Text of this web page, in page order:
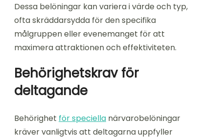
Dessa belöningar kan variera i värde och typ,
ofta skräddarsydda för den specifika
målgruppen eller evenemanget för att
maximera attraktionen och effektiviteten.
Behörighetskrav för
deltagande
Behörighet för speciella närvarobelöningar
kräver vanligtvis att deltagarna uppfyller